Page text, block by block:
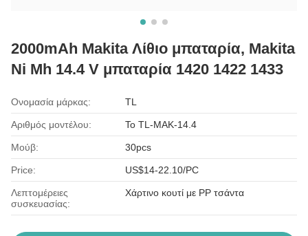
2000mAh Makita Λίθιο μπαταρία, Makita
Ni Mh 14.4 V μπαταρία 1420 1422 1433
Ονομασία μάρκας: TL
Αριθμός μοντέλου: Το TL-MAK-14.4
Μούβ: 30pcs
Price: US$14-22.10/PC
Λεπτομέρειες
συσκευασίας:
Χάρτινο κουτί με PP τσάντα